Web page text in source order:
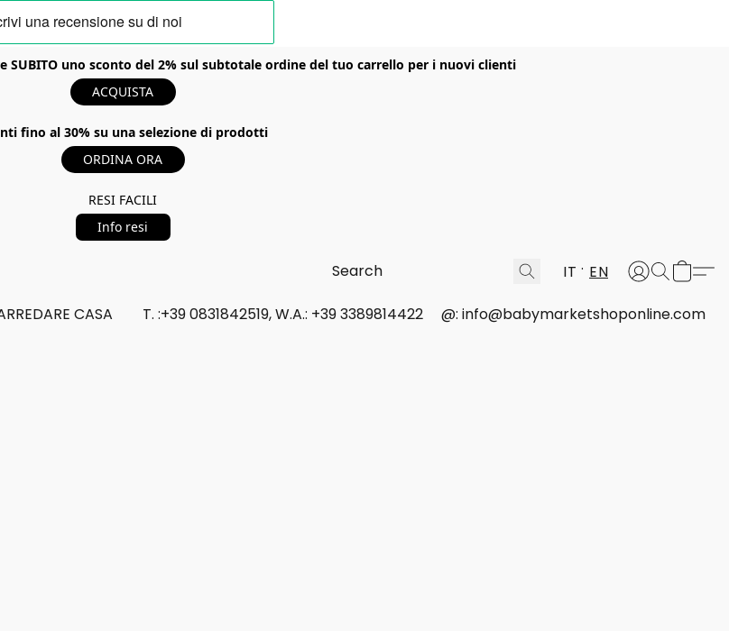
SUBITO uno sconto del 2% sul subtotale ordine del tuo carrello per i nuovi clienti
ACQUISTA
fino al 30% su una selezione di prodotti
ORDINA ORA
RESI FACILI
Info resi
IT EN
CASA T. :+39 0831842519, W.A.: +39 3389814422 @: info@babymarketshoponline.com